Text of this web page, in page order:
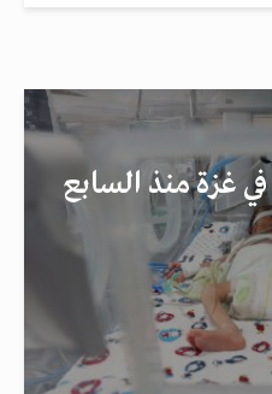
في غزة منذ السابع